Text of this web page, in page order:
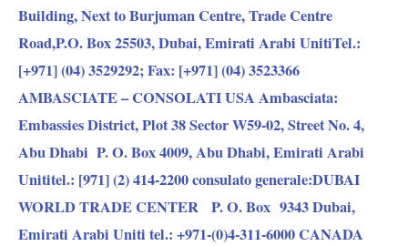
Building, Next to Burjuman Centre, Trade Centre
Road,P.O. Box 25503, Dubai, Emirati Arabi UnitiTel.:
[+971] (04) 3529292; Fax: [+971] (04) 3523366
AMBASCIATE – CONSOLATI USA Ambasciata:
Embassies District, Plot 38 Sector W59-02, Street No. 4,
Abu Dhabi P. O. Box 4009, Abu Dhabi, Emirati Arabi
Unititel.: [971] (2) 414-2200 consulato generale:DUBAI
WORLD TRADE CENTER P. O. Box 9343 Dubai,
Emirati Arabi Uniti tel.: +971-(0)4-311-6000 CANADA